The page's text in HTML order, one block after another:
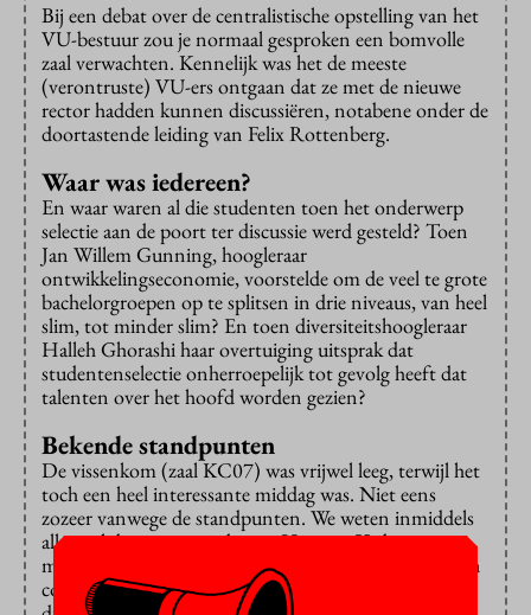
Bij een debat over de centralistische opstelling van het
VU-bestuur zou je normaal gesproken een bomvolle
zaal verwachten. Kennelijk was het de meeste
(verontruste) VU-ers ontgaan dat ze met de nieuwe
rector hadden kunnen discussiëren, notabene onder de
doortastende leiding van Felix Rottenberg.
Waar was iedereen?
En waar waren al die studenten toen het onderwerp
selectie aan de poort ter discussie werd gesteld? Toen
Jan Willem Gunning, hoogleraar
ontwikkelingseconomie, voorstelde om de veel te grote
bachelorgroepen op te splitsen in drie niveaus, van heel
slim, tot minder slim? En toen diversiteitshoogleraar
Halleh Ghorashi haar overtuiging uitsprak dat
studentenselectie onherroepelijk tot gevolg heeft dat
talenten over het hoofd worden gezien?
Bekende standpunten
De vissenkom (zaal KC07) was vrijwel leeg, terwijl het
toch een heel interessante middag was. Niet eens
zozeer vanwege de standpunten. We weten inmiddels
allemaal dat economiedecaan Harmen Verbruggen
meer autonomie wil voor de faculteiten, en dat hij zijn
communicatie-, financiële en hrm-medewerkers liever